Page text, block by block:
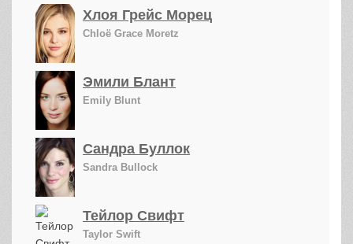
Хлоя Грейс Морец
Chloë Grace Moretz
Эмили Блант
Emily Blunt
Сандра Буллок
Sandra Bullock
Тейлор Свифт
Taylor Swift